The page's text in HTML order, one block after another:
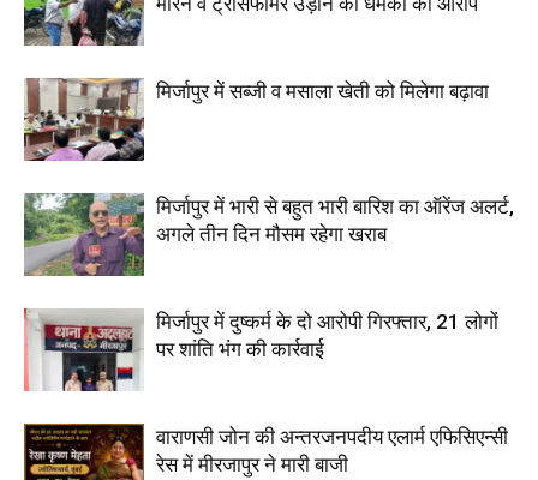
मिर्जापुर में सब्जी व मसाला खेती को मिलेगा बढ़ावा
मिर्जापुर में भारी से बहुत भारी बारिश का ऑरेंज अलर्ट,
अगले तीन दिन मौसम रहेगा खराब
मिर्जापुर में दुष्कर्म के दो आरोपी गिरफ्तार, 21 लोगों
पर शांति भंग की कार्रवाई
वाराणसी जोन की अन्तरजनपदीय एलार्म एफिसिएन्सी
रेस में मीरजापुर ने मारी बाजी